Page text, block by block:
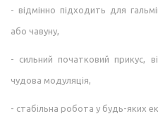
- відмінно підходить для
або чавуну,
- сильний початковий прикус,
чудова модуляція,
- стабільна робота у будь-яких